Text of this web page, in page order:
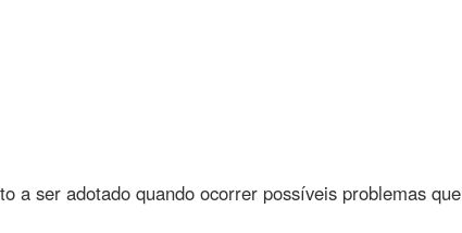
a ser adotado quando ocorrer possíveis problemas que